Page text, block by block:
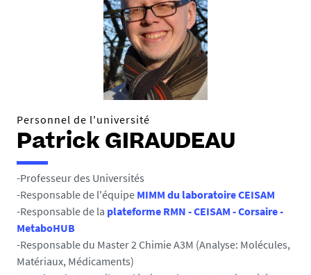
Personnel de l'université
Patrick GIRAUDEAU
-Professeur des Universités
-Responsable de l'équipe MIMM du laboratoire CEISAM
-Responsable de la plateforme RMN - CEISAM - Corsaire -
MetaboHUB
-Responsable du Master 2 Chimie A3M (Analyse: Molécules,
Matériaux, Médicaments)